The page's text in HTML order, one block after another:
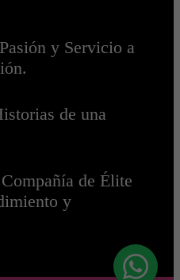
y Servicio a
de una
de Élite
y